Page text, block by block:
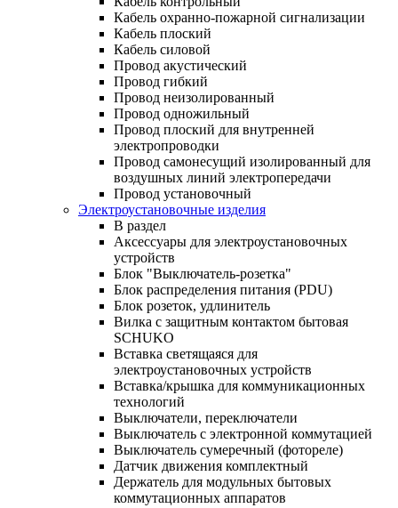
Кабель охранно-пожарной сигнализации
Кабель плоский
Кабель силовой
Провод акустический
Провод гибкий
Провод неизолированный
Провод одножильный
Провод плоский для внутренней
электропроводки
Провод самонесущий изолированный для
воздушных линий электропередачи
Провод установочный
Электроустановочные изделия
В раздел
Аксессуары для электроустановочных
устройств
Блок "Выключатель-розетка"
Блок распределения питания (PDU)
Блок розеток, удлинитель
Вилка с защитным контактом бытовая
SCHUKO
Вставка светящаяся для
электроустановочных устройств
Вставка/крышка для коммуникационных
технологий
Выключатели, переключатели
Выключатель с электронной коммутацией
Выключатель сумеречный (фотореле)
Датчик движения комплектный
Держатель для модульных бытовых
коммутационных аппаратов